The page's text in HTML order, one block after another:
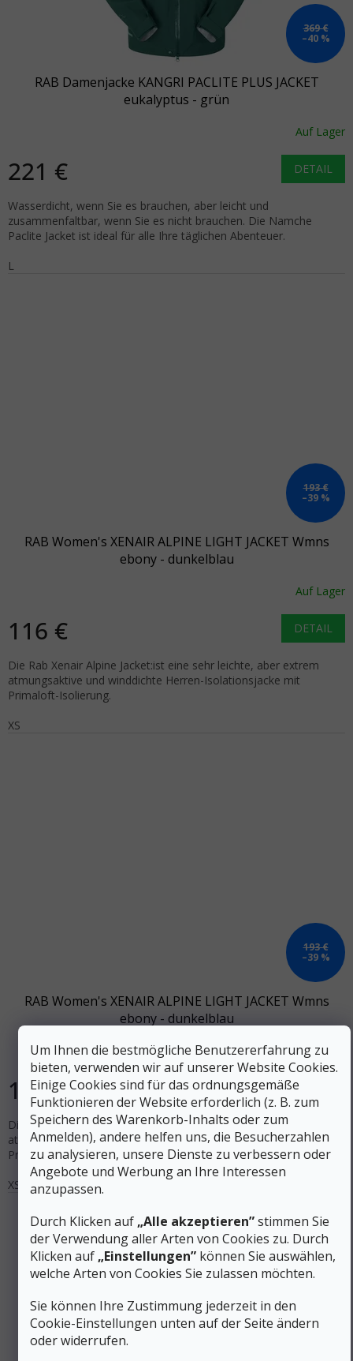
Um Ihnen die bestmögliche Benutzererfahrung zu
bieten, verwenden wir auf unserer Website Cookies.
Einige Cookies sind für das ordnungsgemäße
Funktionieren der Website erforderlich (z. B. zum
Speichern des Warenkorb-Inhalts oder zum
Anmelden), andere helfen uns, die Besucherzahlen
zu analysieren, unsere Dienste zu verbessern oder
Angebote und Werbung an Ihre Interessen
anzupassen.
Durch Klicken auf „Alle akzeptieren”stimmen Sie
der Verwendung aller Arten von Cookies zu. Durch
Klicken auf „Einstellungen” können Sie auswählen,
welche Arten von Cookies Sie zulassen möchten.
Sie können Ihre Zustimmung jederzeit in den
Cookie-Einstellungen unten auf der Seite ändern
oder widerrufen.
369 €
–40 %
RAB Damenjacke KANGRI PACLITE PLUS JACKET
eukalyptus - grün
Auf Lager
221 € DETAIL
Wasserdicht, wenn Sie es brauchen, aber leicht und
zusammenfaltbar, wenn Sie es nicht brauchen. Die Namche
Paclite Jacket ist ideal für alle Ihre täglichen Abenteuer.
L
193 €
–39 %
RAB Women's XENAIR ALPINE LIGHT JACKET Wmns
ebony - dunkelblau
Auf Lager
116 € DETAIL
Die Rab Xenair Alpine Jacket:ist eine sehr leichte, aber extrem
atmungsaktive und winddichte Herren-Isolationsjacke mit
Primaloft-Isolierung.
XS
193 €
–39 %
RAB Women's XENAIR ALPINE LIGHT JACKET Wmns
ebony - dunkelblau
Auf Lager
116 € DETAIL
Die Rab Xenair Alpine Jacket:ist eine sehr leichte, aber extrem
atmungsaktive und winddichte Herren-Isolationsjacke mit
Primaloft-Isolierung.
XS